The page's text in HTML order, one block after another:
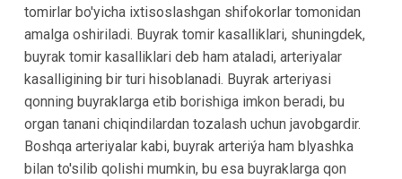
tomirlar bo'yicha ixtisoslashgan shifokorlar tomonidan
amalga oshiriladi. Buyrak tomir kasalliklari, shuningdek,
buyrak tomir kasalliklari deb ham ataladi, arteriyalar
kasalligining bir turi hisoblanadi. Buyrak arteriyasi
qonning buyraklarga etib borishiga imkon beradi, bu
organ tanani chiqindilardan tozalash uchun javobgardir.
Boshqa arteriyalar kabi, buyrak arteriýa ham blyashka
bilan to'silib qolishi mumkin, bu esa buyraklarga qon